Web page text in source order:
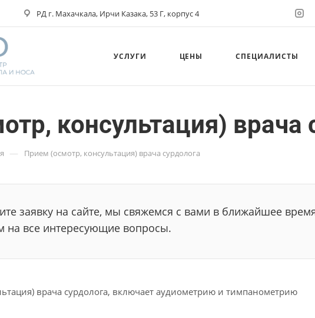
РД г. Махачкала, Ирчи Казака, 53 Г, корпус 4
УСЛУГИ ЦЕНЫ СПЕЦИАЛИСТЫ
консультация) врача
— Прием (осмотр, консультация) врача сурдолога
заявку на сайте, мы свяжемся с вами в ближайшее
на все интересующие вопросы.
врача сурдолога, включает аудиометрию и тимпанометрию